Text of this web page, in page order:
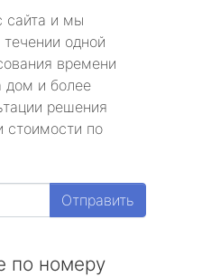
сайта и мы
одной
времени
дом и более
решения
по
Отправить
по номеру